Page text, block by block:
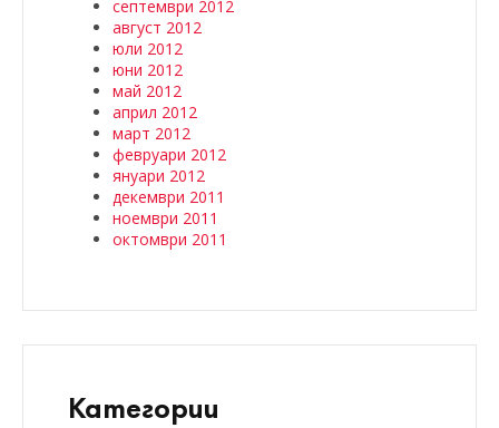
септември 2012
август 2012
юли 2012
юни 2012
май 2012
април 2012
март 2012
февруари 2012
януари 2012
декември 2011
ноември 2011
октомври 2011
Категории